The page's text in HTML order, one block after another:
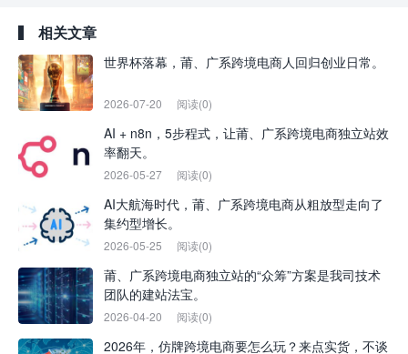
相关文章
世界杯落幕，莆、广系跨境电商人回归创业日常。
2026-07-20 阅读(0)
AI + n8n，5步程式，让莆、广系跨境电商独立站效
率翻天。
2026-05-27 阅读(0)
AI大航海时代，莆、广系跨境电商从粗放型走向了
集约型增长。
2026-05-25 阅读(0)
莆、广系跨境电商独立站的“众筹”方案是我司技术
团队的建站法宝。
2026-04-20 阅读(0)
2026年，仿牌跨境电商要怎么玩？来点实货，不谈